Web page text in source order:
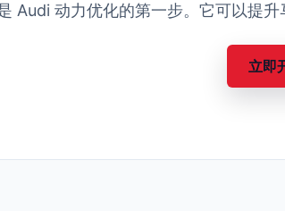
Audi 动力优化的第一步。它可以提
立即